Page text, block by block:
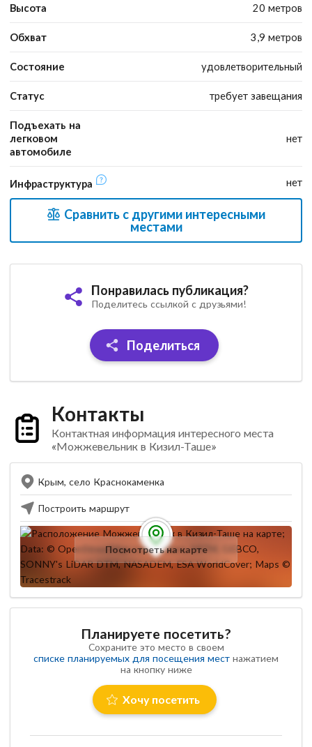
Высота 20 метров
Обхват 3,9 метров
Состояние удовлетворительный
Статус требует завещания
Подъехать на
легковом
автомобиле
нет
Инфраструктура нет
Сравнить с другими интересными
местами
Понравилась публикация?
Поделитесь ссылкой с друзьями!
Поделиться
Контакты
Контактная информация интересного места
«Можжевельник в Кизил-Таше»
Крым, село Краснокаменка
Построить маршрут
Посмотреть на карте
Планируете посетить?
Сохраните это место в своем
списке планируемых для посещения мест нажатием
на кнопку ниже
Хочу посетить